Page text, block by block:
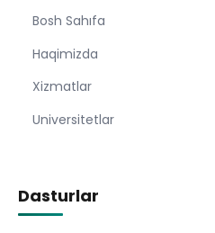
Bosh Sahıfa
Haqimizda
Xizmatlar
Universitetlar
Dasturlar